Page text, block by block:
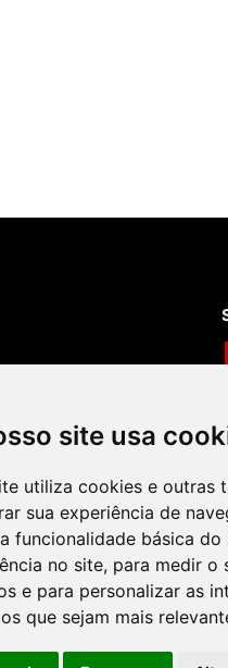
site usa
utiliza cookies e outras
sua experiência de
funcionalidade básica do
no site, para medir o
e para personalizar as
que sejam mais